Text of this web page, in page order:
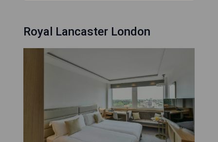
Royal Lancaster London